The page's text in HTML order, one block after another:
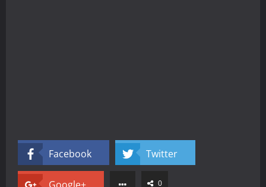
Facebook Twitter
0